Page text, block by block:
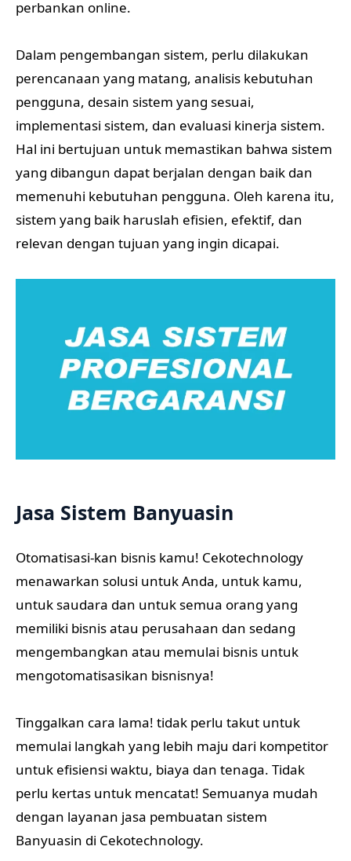
perbankan online.
Dalam pengembangan sistem, perlu dilakukan
perencanaan yang matang, analisis kebutuhan
pengguna, desain sistem yang sesuai,
implementasi sistem, dan evaluasi kinerja sistem.
Hal ini bertujuan untuk memastikan bahwa sistem
yang dibangun dapat berjalan dengan baik dan
memenuhi kebutuhan pengguna. Oleh karena itu,
sistem yang baik haruslah efisien, efektif, dan
relevan dengan tujuan yang ingin dicapai.
Jasa Sistem Banyuasin
Otomatisasi-kan bisnis kamu! Cekotechnology
menawarkan solusi untuk Anda, untuk kamu,
untuk saudara dan untuk semua orang yang
memiliki bisnis atau perusahaan dan sedang
mengembangkan atau memulai bisnis untuk
mengotomatisasikan bisnisnya!
Tinggalkan cara lama! tidak perlu takut untuk
memulai langkah yang lebih maju dari kompetitor
untuk efisiensi waktu, biaya dan tenaga. Tidak
perlu kertas untuk mencatat! Semuanya mudah
dengan layanan jasa pembuatan sistem
Banyuasin di Cekotechnology.